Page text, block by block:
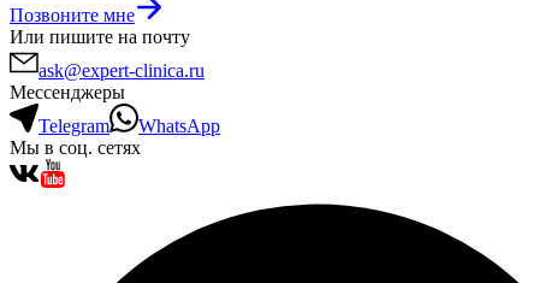
Позвоните мне
Или пишите на почту
ask@expert-clinica.ru
Мессенджеры
Telegram
WhatsApp
Мы в соц. сетях